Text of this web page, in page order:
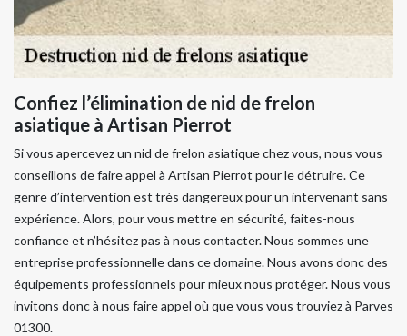
Confiez l’élimination de nid de frelon
asiatique à Artisan Pierrot
Si vous apercevez un nid de frelon asiatique chez vous, nous vous
conseillons de faire appel à Artisan Pierrot pour le détruire. Ce
genre d’intervention est très dangereux pour un intervenant sans
expérience. Alors, pour vous mettre en sécurité, faites-nous
confiance et n’hésitez pas à nous contacter. Nous sommes une
entreprise professionnelle dans ce domaine. Nous avons donc des
équipements professionnels pour mieux nous protéger. Nous vous
invitons donc à nous faire appel où que vous vous trouviez à Parves
01300.